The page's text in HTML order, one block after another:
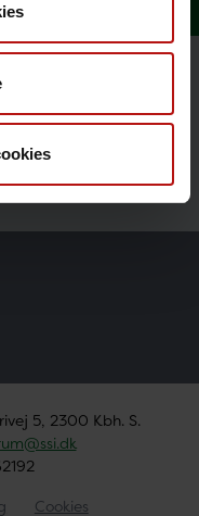
5, 2300 Kbh. S.
Cookies